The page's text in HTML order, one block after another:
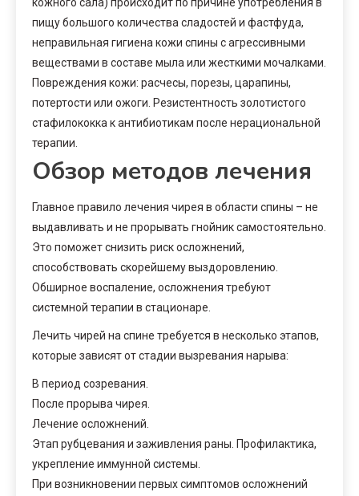
пищу большого количества сладостей и фастфуда,
неправильная гигиена кожи спины с агрессивными
веществами в составе мыла или жесткими мочалками.
Повреждения кожи: расчесы, порезы, царапины,
потертости или ожоги. Резистентность золотистого
стафилококка к антибиотикам после нерациональной
терапии.
Обзор методов лечения
Главное правило лечения чирея в области спины – не
выдавливать и не прорывать гнойник самостоятельно.
Это поможет снизить риск осложнений,
способствовать скорейшему выздоровлению.
Обширное воспаление, осложнения требуют
системной терапии в стационаре.
Лечить чирей на спине требуется в несколько этапов,
которые зависят от стадии вызревания нарыва:
В период созревания.
После прорыва чирея.
Лечение осложнений.
Этап рубцевания и заживления раны. Профилактика,
укрепление иммунной системы.
При возникновении первых симптомов осложнений